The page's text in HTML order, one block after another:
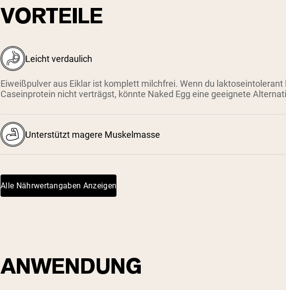
VORTEILE
Leicht verdaulich
Eiweißpulver aus Eiklar ist komplett milchfrei. Wenn du
Caseinprotein nicht verträgst, könnte Naked Egg eine geeignete
Unterstützt magere Muskelmasse
Alle Nährwertangaben Anzeigen
ANWENDUNG